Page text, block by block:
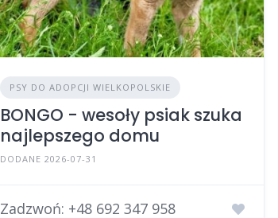
PSY DO ADOPCJI WIELKOPOLSKIE
BONGO - wesoły psiak szuka
najlepszego domu
DODANE 2026-07-31
Zadzwoń: +48 692 347 958